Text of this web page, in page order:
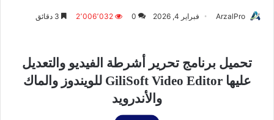
ArzalPro فبراير 4, 2026 0 2٬006٬032
تحميل برنامج تحرير أشرطة الفيديو والتعديل
عليها GiliSoft Video Editor للويندوز والماك
والأندرويد